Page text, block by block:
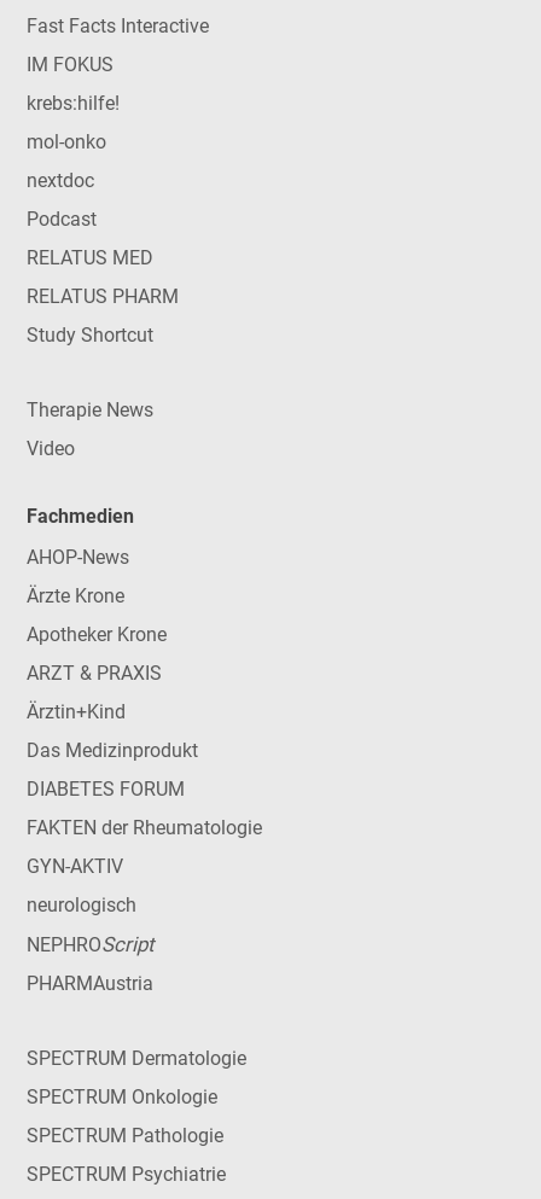
Fast Facts Interactive
IM FOKUS
krebs:hilfe!
mol-onko
nextdoc
Podcast
RELATUS MED
RELATUS PHARM
Study Shortcut
Therapie News
Video
Fachmedien
AHOP-News
Ärzte Krone
Apotheker Krone
ARZT & PRAXIS
Ärztin+Kind
Das Medizinprodukt
DIABETES FORUM
FAKTEN der Rheumatologie
GYN-AKTIV
neurologisch
NEPHROScript
PHARMAustria
SPECTRUM Dermatologie
SPECTRUM Onkologie
SPECTRUM Pathologie
SPECTRUM Psychiatrie